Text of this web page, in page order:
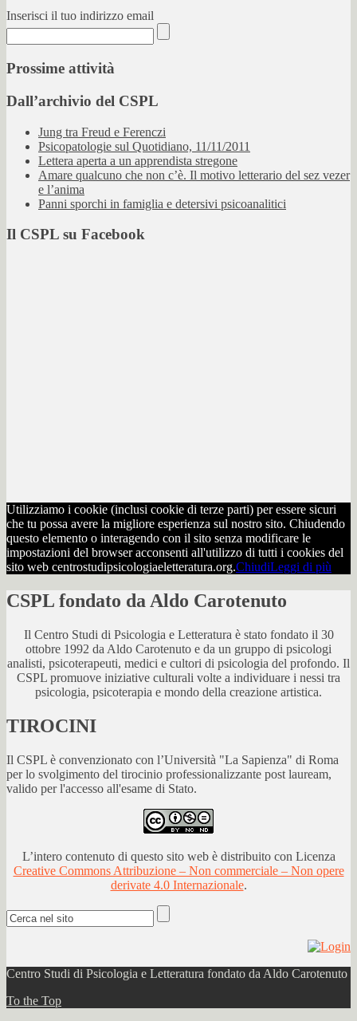
Inserisci il tuo indirizzo email
Prossime attività
Dall’archivio del CSPL
Jung tra Freud e Ferenczi
Psicopatologie sul Quotidiano, 11/11/2011
Lettera aperta a un apprendista stregone
Amare qualcuno che non c’è. Il motivo letterario del sez vezer
e l’anima
Panni sporchi in famiglia e detersivi psicoanalitici
Il CSPL su Facebook
Utilizziamo i cookie (inclusi cookie di terze parti) per essere sicuri
che tu possa avere la migliore esperienza sul nostro sito. Chiudendo
questo elemento o interagendo con il sito senza modificare le
impostazioni del browser acconsenti all'utilizzo di tutti i cookies del
sito web centrostudipsicologiaeletteratura.org.ChiudiLeggi di più
CSPL fondato da Aldo Carotenuto
Il Centro Studi di Psicologia e Letteratura è stato fondato il 30
ottobre 1992 da Aldo Carotenuto e da un gruppo di psicologi
analisti, psicoterapeuti, medici e cultori di psicologia del profondo. Il
CSPL promuove iniziative culturali volte a individuare i nessi tra
psicologia, psicoterapia e mondo della creazione artistica.
TIROCINI
Il CSPL è convenzionato con l’Università "La Sapienza" di Roma
per lo svolgimento del tirocinio professionalizzante post lauream,
valido per l'accesso all'esame di Stato.
L’intero contenuto di questo sito web è distribuito con Licenza
Creative Commons Attribuzione – Non commerciale – Non opere
derivate 4.0 Internazionale.
Centro Studi di Psicologia e Letteratura fondato da Aldo Carotenuto
To the Top